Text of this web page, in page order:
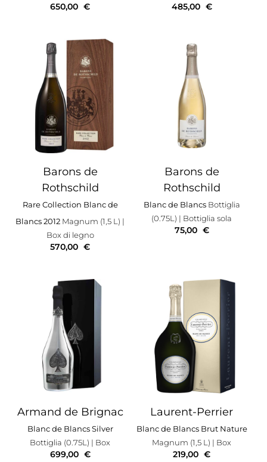
650,00 € 485,00 €
Barons de
Rothschild
Rare Collection Blanc de
Blancs 2012 Magnum (1,5 L) |
Box di legno
570,00 €
Barons de
Rothschild
Blanc de Blancs Bottiglia
(0.75L) | Bottiglia sola
75,00 €
Armand de Brignac
Blanc de Blancs Silver
Bottiglia (0.75L) | Box
699,00 €
Laurent-Perrier
Blanc de Blancs Brut Nature
Magnum (1,5 L) | Box
219,00 €